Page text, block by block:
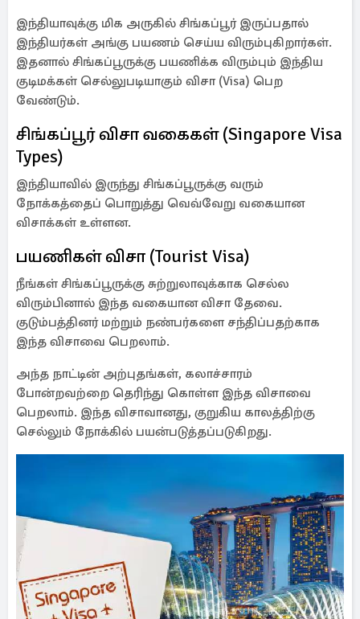
இந்தியாவுக்கு மிக அருகில் சிங்கப்பூர் இருப்பதால்
இந்தியர்கள் அங்கு பயணம் செய்ய விரும்புகிறார்கள்.
இதனால் சிங்கப்பூருக்கு பயணிக்க விரும்பும் இந்திய
குடிமக்கள் செல்லுபடியாகும் விசா (Visa) பெற
வேண்டும்.
சிங்கப்பூர் விசா வகைகள் (Singapore Visa
Types)
இந்தியாவில் இருந்து சிங்கப்பூருக்கு வரும்
நோக்கத்தைப் பொறுத்து வெவ்வேறு வகையான
விசாக்கள் உள்ளன.
பயணிகள் விசா (Tourist Visa)
நீங்கள் சிங்கப்பூருக்கு சுற்றுலாவுக்காக செல்ல
விரும்பினால் இந்த வகையான விசா தேவை.
குடும்பத்தினர் மற்றும் நண்பர்களை சந்திப்பதற்காக
இந்த விசாவை பெறலாம்.
அந்த நாட்டின் அற்புதங்கள், கலாச்சாரம்
போன்றவற்றை தெரிந்து கொள்ள இந்த விசாவை
பெறலாம். இந்த விசாவானது, குறுகிய காலத்திற்கு
செல்லும் நோக்கில் பயன்படுத்தப்படுகிறது.